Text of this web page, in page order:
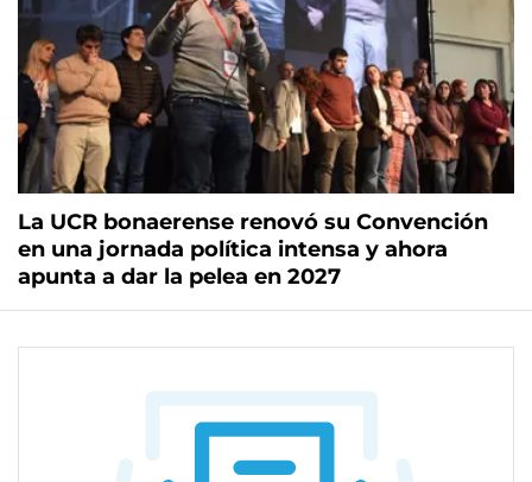
La UCR bonaerense renovó su Convención
en una jornada política intensa y ahora
apunta a dar la pelea en 2027